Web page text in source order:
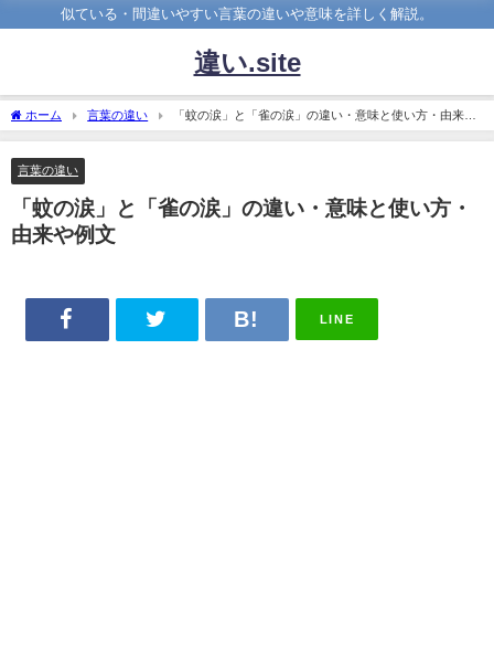
似ている・間違いやすい言葉の違いや意味を詳しく解説。
違い.site
ホーム 言葉の違い
「蚊の涙」と「雀の涙」の違い・意味と使い方・由来や
例文
言葉の違い
「蚊の涙」と「雀の涙」の違い・意味と使い方・
由来や例文
LINE